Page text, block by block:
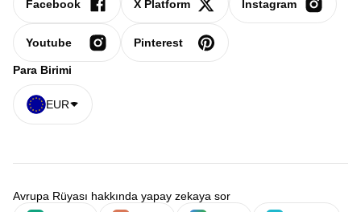
Facebook X Platform Instagram
Youtube Pinterest
Para Birimi
EUR
Avrupa Rüyası hakkında yapay zekaya sor